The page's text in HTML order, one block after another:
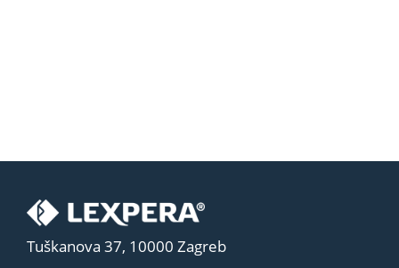
Tuškanova 37, 10000 Zagreb